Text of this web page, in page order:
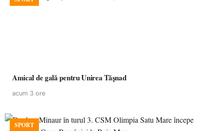
Amical de gală pentru Unirea Tășnad
acum 3 ore
SPORT